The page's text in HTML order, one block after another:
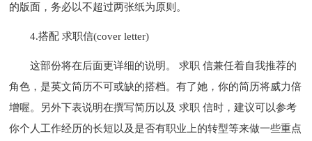
的版面，务必以不超过两张纸为原则。
4.搭配 求职信(cover letter)
这部份将在后面更详细的说明。 求职 信兼任着自我推荐的
角色，是英文简历不可或缺的搭档。有了她，你的简历将威力倍
增喔。另外下表说明在撰写简历以及 求职 信时，建议可以参考
你个人工作经历的长短以及是否有职业上的转型等来做一些重点